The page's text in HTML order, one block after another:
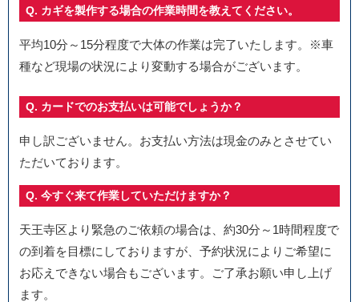
Q. カギを製作する場合の作業時間を教えてください。
平均10分～15分程度で大体の作業は完了いたします。※車
種など現場の状況により変動する場合がございます。
Q. カードでのお支払いは可能でしょうか？
申し訳ございません。お支払い方法は現金のみとさせてい
ただいております。
Q. 今すぐ来て作業していただけますか？
天王寺区より緊急のご依頼の場合は、約30分～1時間程度で
の到着を目標にしておりますが、予約状況によりご希望に
お応えできない場合もございます。ご了承お願い申し上げ
ます。